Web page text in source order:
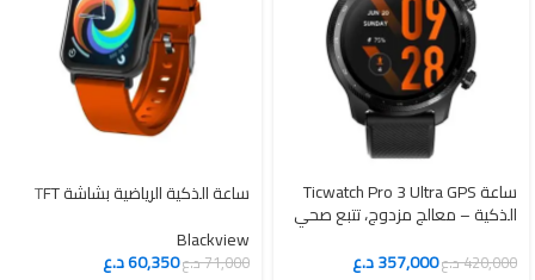
ساعة Ticwatch Pro 3 Ultra GPS
الذكية – معالج مزدوج، تتبع صحي
420,000د.ع357,000د.ع
ساعة الذكية الرياضية بشاشة TFT
Blackview
71,000د.ع60,350د.ع